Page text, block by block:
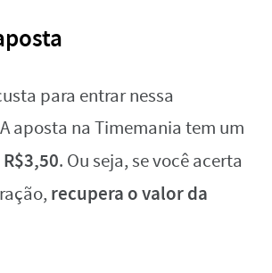
para entrar nessa
aposta na Timemania tem um
. Ou seja, se você acerta
recupera o valor da